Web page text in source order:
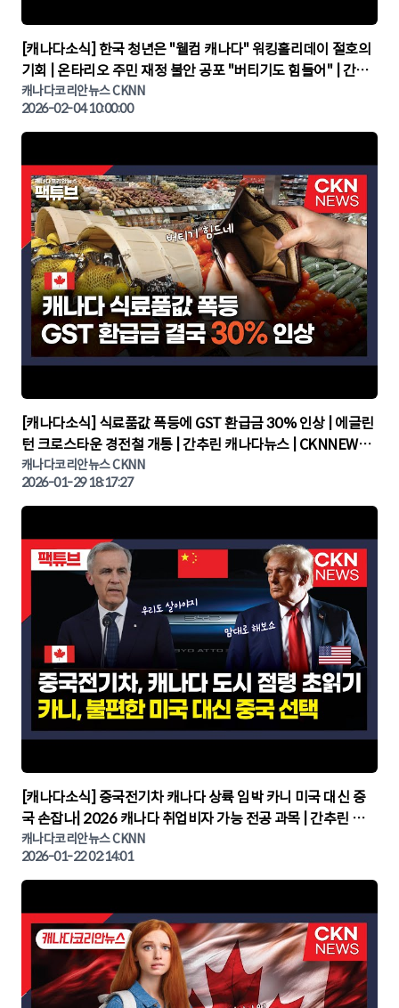
▶
[캐나다소식] 한국 청년은 "웰컴 캐나다" 워킹홀리데이 절호의
기회 | 온타리오 주민 재정 불안 공포 "버티기도 힘들어" | 간추
린 캐나다뉴스 | CKNNEWS, 캐나다코리안뉴스
캐나다코리안뉴스 CKNN
2026-02-04 10:00:00
▶
[캐나다소식] 식료품값 폭등에 GST 환급금 30% 인상 | 에글린
턴 크로스타운 경전철 개통 | 간추린 캐나다뉴스 | CKNNEWS,
캐나다코리안뉴스
캐나다코리안뉴스 CKNN
2026-01-29 18:17:27
▶
[캐나다소식] 중국전기차 캐나다 상륙 임박 카니 미국 대신 중
국 손잡나| 2026 캐나다 취업비자 가능 전공 과목 | 간추린 캐
나다뉴스 | CKNNEWS, 캐나다코리안뉴스
캐나다코리안뉴스 CKNN
2026-01-22 02:14:01